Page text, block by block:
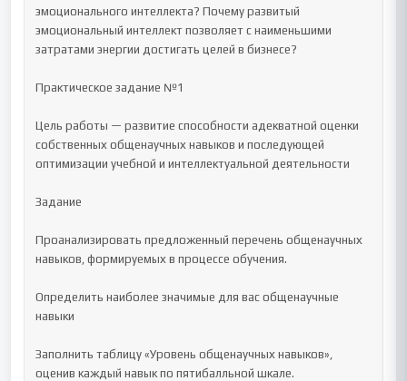
эмоционального интеллекта? Почему развитый
эмоциональный интеллект позволяет с наименьшими
затратами энергии достигать целей в бизнесе?
Практическое задание №1
Цель работы — развитие способности адекватной оценки
собственных общенаучных навыков и последующей
оптимизации учебной и интеллектуальной деятельности
Задание
Проанализировать предложенный перечень общенаучных
навыков, формируемых в процессе обучения.
Определить наиболее значимые для вас общенаучные
навыки
Заполнить таблицу «Уровень общенаучных навыков»,
оценив каждый навык по пятибалльной шкале.